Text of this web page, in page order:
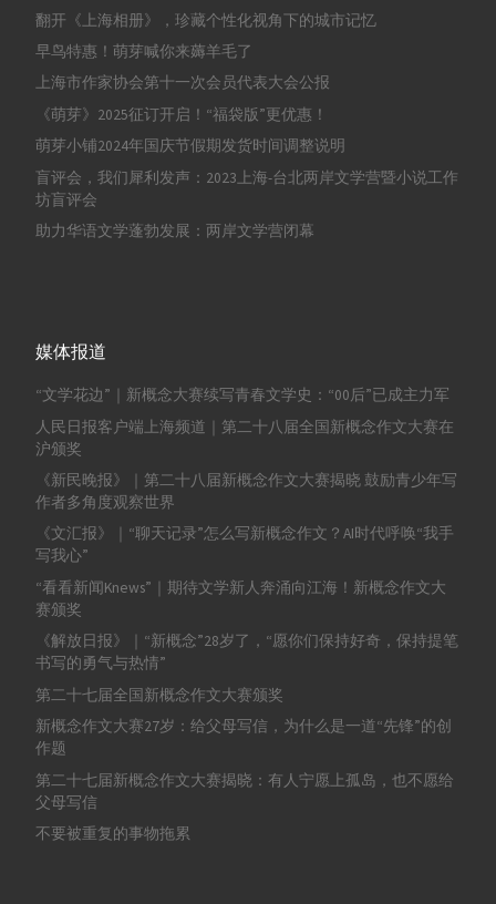
翻开《上海相册》，珍藏个性化视角下的城市记忆
早鸟特惠！萌芽喊你来薅羊毛了
上海市作家协会第十一次会员代表大会公报
《萌芽》2025征订开启！“福袋版”更优惠！
萌芽小铺2024年国庆节假期发货时间调整说明
盲评会，我们犀利发声：2023上海-台北两岸文学营暨小说工作
坊盲评会
助力华语文学蓬勃发展：两岸文学营闭幕
媒体报道
“文学花边”｜新概念大赛续写青春文学史：“00后”已成主力军
人民日报客户端上海频道｜第二十八届全国新概念作文大赛在
沪颁奖
《新民晚报》｜第二十八届新概念作文大赛揭晓 鼓励青少年写
作者多角度观察世界
《文汇报》｜“聊天记录”怎么写新概念作文？AI时代呼唤“我手
写我心”
“看看新闻Knews”｜期待文学新人奔涌向江海！新概念作文大
赛颁奖
《解放日报》｜“新概念”28岁了，“愿你们保持好奇，保持提笔
书写的勇气与热情”
第二十七届全国新概念作文大赛颁奖
新概念作文大赛27岁：给父母写信，为什么是一道“先锋”的创
作题
第二十七届新概念作文大赛揭晓：有人宁愿上孤岛，也不愿给
父母写信
不要被重复的事物拖累